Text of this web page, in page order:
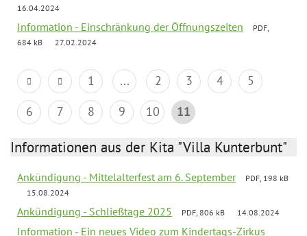
16.04.2024
Information - Einschränkung der Öffnungszeiten
PDF,
684 kB
27.02.2024
1 ... 2 3 4
5
6
7 8 9 10 11
Informationen aus der Kita "Villa Kunterbunt"
Ankündigung - Mittelalterfest am 6. September
PDF, 198 kB
15.08.2024
Ankündigung - Schließtage 2025 PDF, 806 kB 14.08.2024
Information - Ein neues Video zum Kindertags-Zirkus